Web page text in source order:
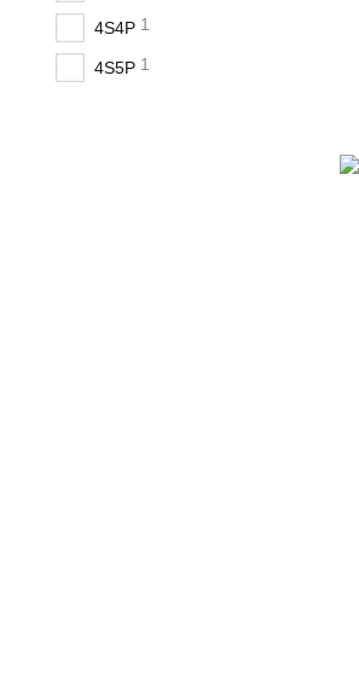
4S4P 1
4S5P 1